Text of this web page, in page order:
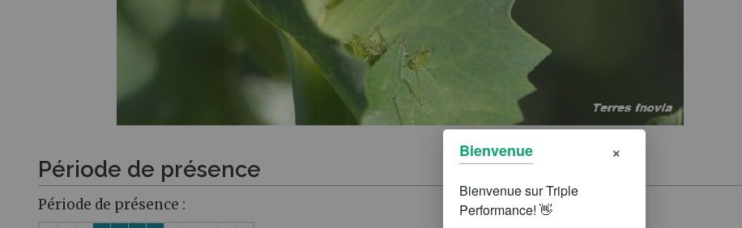
Période de présence
Période de présence :
Bienvenue ×